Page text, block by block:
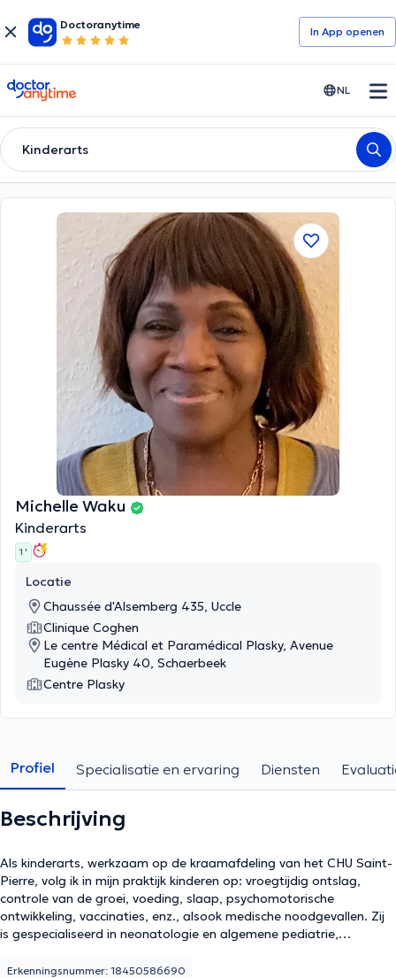
Doctoranytime
In App openen
doctoranytime NL
Kinderarts
Michelle Waku
Kinderarts
1 '
Locatie
Chaussée d'Alsemberg 435, Uccle
Clinique Coghen
Le centre Médical et Paramédical Plasky, Avenue
Eugène Plasky 40, Schaerbeek
Centre Plasky
Profiel Specialisatie en ervaring Diensten
Beschrijving
Als kinderarts, werkzaam op de kraamafdeling van het CHU Saint-
Pierre, volg ik in mijn praktijk kinderen op: vroegtijdig ontslag,
controle van de groei, voeding, slaap, psychomotorische
ontwikkeling, vaccinaties, enz., alsook medische noodgevallen. Zij
is gespecialiseerd in neonatologie en algemene pediatrie,
Ukkel in de praktijk Médi Vanderkindere, Karmelietenstraat 152.
Erkenningsnummer: 18450586690